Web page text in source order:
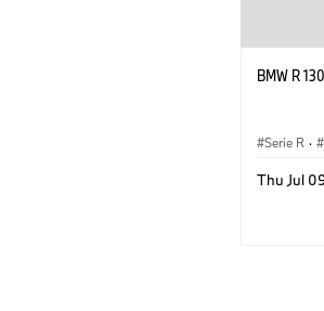
BMW R
Serie R ·
Thu Jul